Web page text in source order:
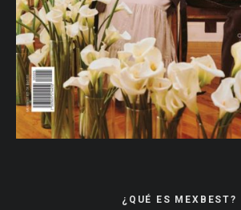
¿QUÉ ES MEXBEST?